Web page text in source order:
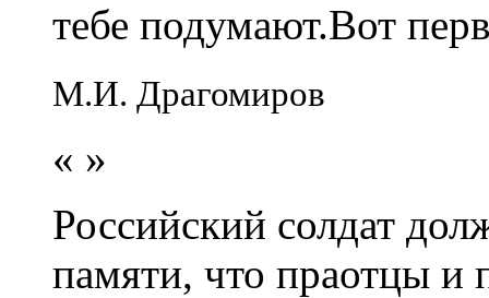
тебе подумают.Вот
М.И. Драгомиров
« »
Российский солдат
памяти, что праотцы и